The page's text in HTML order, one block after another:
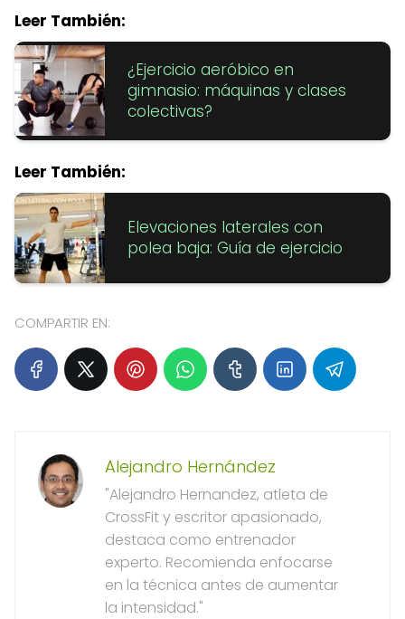
Leer También:
¿Ejercicio aeróbico en
gimnasio: máquinas y clases
colectivas?
Leer También:
Elevaciones laterales con
polea baja: Guía de ejercicio
COMPARTIR EN:
Alejandro Hernández
"Alejandro Hernandez, atleta de
CrossFit y escritor apasionado,
destaca como entrenador
experto. Recomienda enfocarse
en la técnica antes de aumentar
la intensidad."